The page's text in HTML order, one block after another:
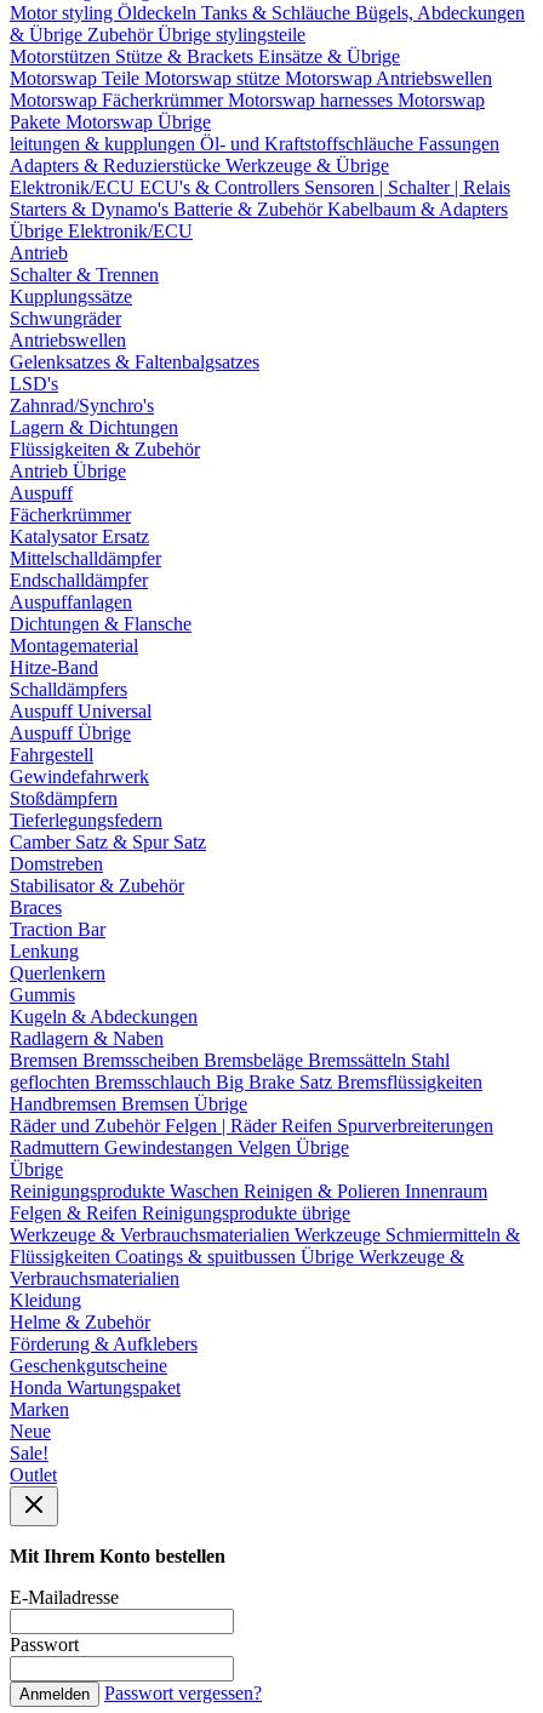
Motor styling Öldeckeln Tanks & Schläuche Bügels, Abdeckungen
& Übrige ZubehörÜbrige stylingsteile
Motorstützen Stütze & Brackets Einsätze & Übrige
Motorswap Teile Motorswap stütze Motorswap Antriebswellen
Motorswap FächerkrümmerMotorswap harnesses Motorswap
Pakete Motorswap Übrige
leitungen & kupplungen Öl- und Kraftstoffschläuche Fassungen
Adapters & Reduzierstücke Werkzeuge & Übrige
Elektronik/ECU ECU's & Controllers Sensoren | Schalter | Relais
Starters & Dynamo's Batterie & ZubehörKabelbaum & Adapters
Übrige Elektronik/ECU
Antrieb
Schalter & Trennen
Kupplungssätze
Schwungräder
Antriebswellen
Gelenksatzes & Faltenbalgsatzes
LSD's
Zahnrad/Synchro's
Lagern & Dichtungen
Flüssigkeiten & Zubehör
Antrieb Übrige
Auspuff
Fächerkrümmer
Katalysator Ersatz
Mittelschalldämpfer
Endschalldämpfer
Auspuffanlagen
Dichtungen & Flansche
Montagematerial
Hitze-Band
Schalldämpfers
Auspuff Universal
Auspuff Übrige
Fahrgestell
Gewindefahrwerk
Stoßdämpfern
Tieferlegungsfedern
Camber Satz & Spur Satz
Domstreben
Stabilisator & Zubehör
Braces
Traction Bar
Lenkung
Querlenkern
Gummis
Kugeln & Abdeckungen
Radlagern & Naben
Bremsen Bremsscheiben Bremsbeläge Bremssätteln Stahl
geflochten Bremsschlauch Big Brake Satz Bremsflüssigkeiten
Handbremsen Bremsen Übrige
Räder und ZubehörFelgen | RäderReifen Spurverbreiterungen
Radmuttern Gewindestangen Velgen Übrige
Übrige
Reinigungsprodukte Waschen Reinigen & Polieren Innenraum
Felgen & Reifen Reinigungsprodukte übrige
Werkzeuge & Verbrauchsmaterialien Werkzeuge Schmiermitteln &
Flüssigkeiten Coatings & spuitbussen Übrige Werkzeuge &
Verbrauchsmaterialien
Kleidung
Helme & Zubehör
Förderung & Aufklebers
Geschenkgutscheine
Honda Wartungspaket
Marken
Neue
Sale!
Outlet
Mit Ihrem Konto bestellen
E-Mailadresse
Passwort
Anmelden Passwort vergessen?